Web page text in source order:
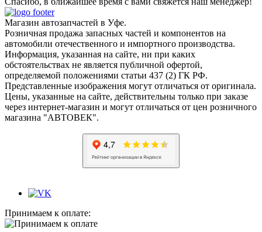
Магазин автозапчастей в Уфе.
Розничная продажа запасных частей и компонентов на
автомобили отечественного и импортного производства.
Информация, указанная на сайте, ни при каких
обстоятельствах не является публичной офертой,
определяемой положениями статьи 437 (2) ГК РФ.
Представленные изображения могут отличаться от оригинала.
Цены, указанные на сайте, действительны только при заказе
через интернет-магазин и могут отличаться от цен розничного
магазина "АВТОВЕК".
Принимаем к оплате: